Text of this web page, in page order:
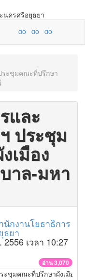
ระชุมคณะที่ปรึกษา
และ
ประชุม
เมือง
าล-มหา
นักงานโยธาธิการ
ธยา
เวลา 10:27
อ่าน 3,070